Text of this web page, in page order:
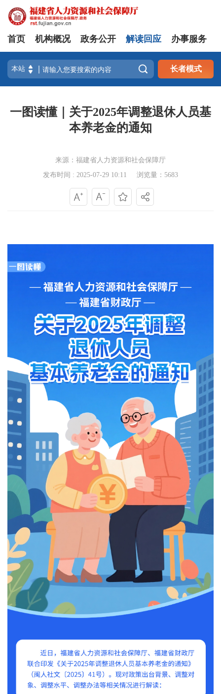
首页 机构概况 政务公开 解读回应 办事服务
 长者模式
一图读懂｜关于2025年调整退休人员基
本养老金的通知
来源：福建省人力资源和社会保障厅
发布时间 : 2025-07-29 10:11
浏览量：5683